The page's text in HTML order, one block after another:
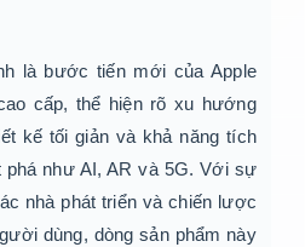
là bước tiến mới của Apple
cấp, thể hiện rõ xu hướng
kế tối giản và khả năng tích
phá như AI, AR và 5G. Với sự
nhà phát triển và chiến lược
dùng, dòng sản phẩm này